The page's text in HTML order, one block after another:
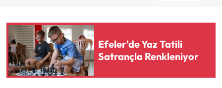
Efeler'de Yaz Tatili
Satrançla Renkleniyor